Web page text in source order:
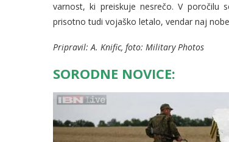
varnost, ki preiskuje nesrečo. V poročilu
prisotno tudi vojaško letalo, vendar naj
Pripravil: A. Knific, foto: Military Photos
SORODNE NOVICE: